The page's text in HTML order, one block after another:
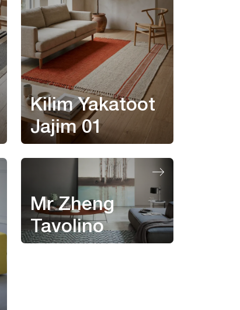
Kilim Yakatoot
Jajim 01
Mr Zheng
Tavolino